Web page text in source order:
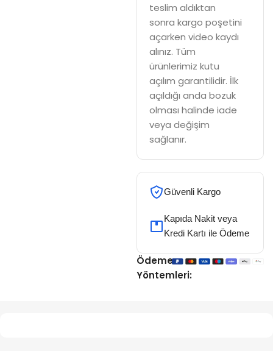
teslim aldıktan
sonra kargo poşetini
açarken video kaydı
alınız. Tüm
ürünlerimiz kutu
açılım garantilidir. İlk
açıldığı anda bozuk
olması halinde iade
veya değişim
sağlanır.
Güvenli Kargo
Kapıda Nakit veya
Kredi Kartı ile Ödeme
Ödeme
Yöntemleri: